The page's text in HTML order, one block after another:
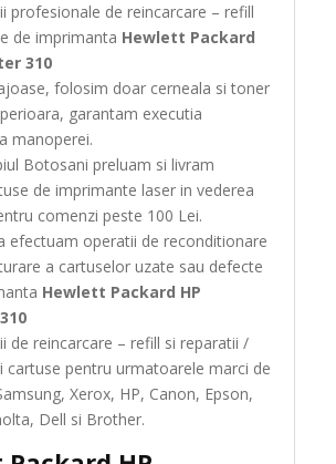
profesionale de reincarcare – refill
de imprimanta Hewlett Packard
310
folosim doar cerneala si toner
garantam executia
manoperei.
Botosani preluam si livram
de imprimante laser in vederea
comenzi peste 100 Lei.
efectuam operatii de reconditionare
a cartuselor uzate sau defecte
Hewlett Packard HP
de reincarcare – refill si reparatii /
cartuse pentru urmatoarele marci de
Xerox, HP, Canon, Epson,
Dell si Brother.